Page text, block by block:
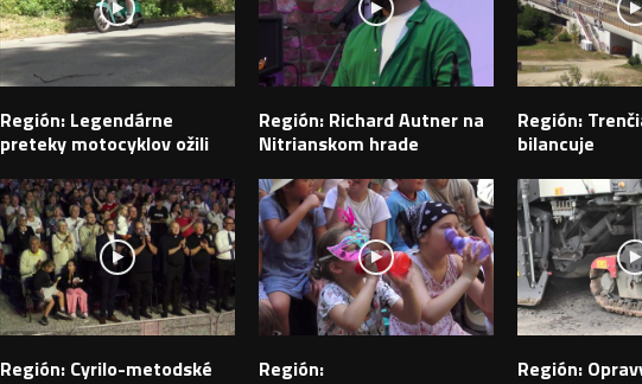
Región: Legendárne
preteky motocyklov ožili
Región: Richard Autner na
Nitrianskom hrade
Región:
bilancuje
Región: Cyrilo-metodské
Región:
Región: